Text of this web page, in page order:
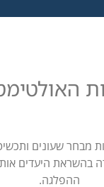
מבחר שעונים
בהשראת היעדים
ההפלגה.